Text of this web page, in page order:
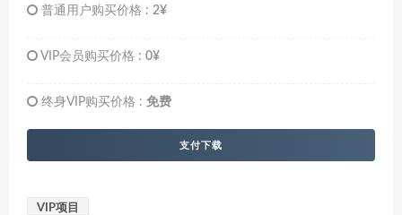
普通用户购买价格 : 2¥
VIP会员购买价格 : 0¥
终身VIP购买价格 : 免费
支付下载
VIP项目